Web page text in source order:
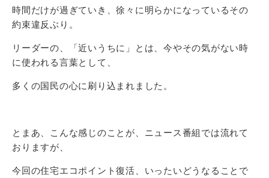
時間だけが過ぎていき、徐々に明らかになっているその
約束違反ぶり。
リーダーの、「近いうちに」とは、今やその気がない時
に使われる言葉として、
多くの国民の心に刷り込まれました。
とまあ、こんな感じのことが、ニュース番組では流れて
おりますが、
今回の住宅エコポイント復活、いったいどうなることで